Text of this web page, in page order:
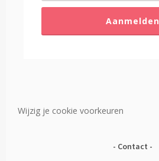
Aanmelden
Wijzig je cookie voorkeuren
Contact